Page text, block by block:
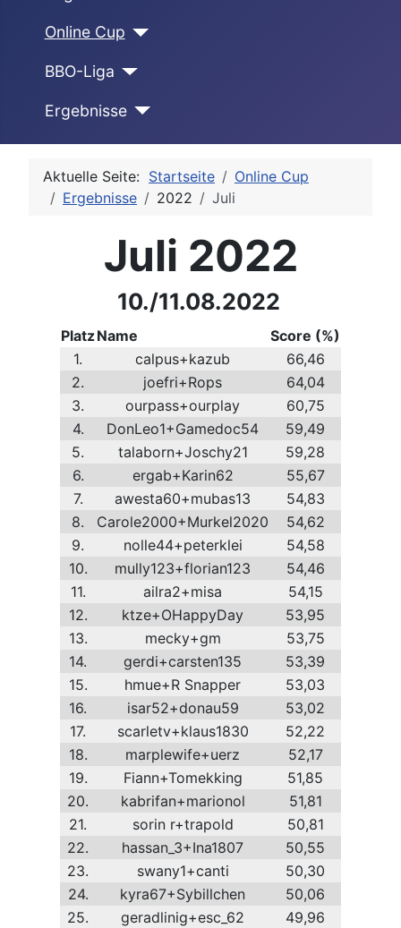
Online Cup
BBO-Liga
Ergebnisse
Aktuelle Seite: Startseite
Online Cup
Ergebnisse
2022 Juli
Juli 2022
10./11.08.2022
PlatzName
Score (%)
1.
calpus+kazub
66,46
2.
joefri+Rops
64,04
3.
ourpass+ourplay
60,75
4.
DonLeo1+Gamedoc54
59,49
5.
talaborn+Joschy21
59,28
6.
ergab+Karin62
55,67
7.
awesta60+mubas13
54,83
8.
Carole2000+Murkel2020
54,62
9.
nolle44+peterklei
54,58
10.
mully123+florian123
54,46
11.
ailra2+misa
54,15
12.
ktze+OHappyDay
53,95
13.
mecky+gm
53,75
14.
gerdi+carsten135
53,39
15.
hmue+R Snapper
53,03
16.
isar52+donau59
53,02
17.
scarletv+klaus1830
52,22
18.
marplewife+uerz
52,17
19.
Fiann+Tomekking
51,85
20.
kabrifan+marionol
51,81
21.
sorin r+trapold
50,81
22.
hassan_3+Ina1807
50,55
23.
swany1+canti
50,30
24.
kyra67+Sybillchen
50,06
25.
geradlinig+esc_62
49,96